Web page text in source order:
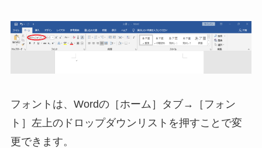
フォントは、Wordの［ホーム］タブ→［フォン
ト］左上のドロップダウンリストを押すことで変
更できます。